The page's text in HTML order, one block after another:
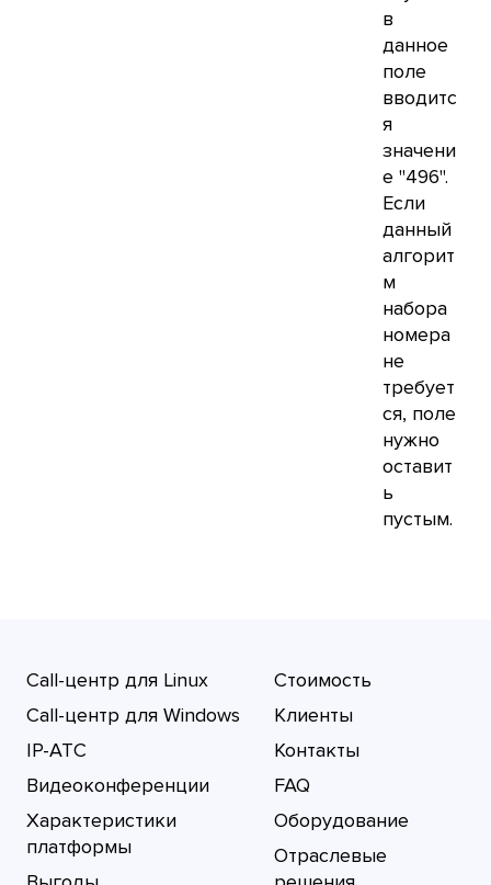
в
данное
поле
вводитс
я
значени
е "496".
Если
данный
алгорит
м
набора
номера
не
требует
ся, поле
нужно
оставит
ь
пустым.
Call-центр для Linux
Call-центр для Windows
IP-АТС
Видеоконференции
Характеристики
платформы
Стоимость
Клиенты
Контакты
FAQ
Оборудование
Отраслевые